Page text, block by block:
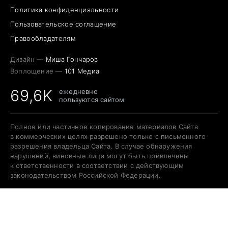
Политика конфиденциальности
Пользовательское соглашение
Правообладателям
Дизайн — Миша Гончаров
Воплощение — 101 Медиа
69,6K
ежедневно
пользуются сайтом
Полное или частичное копирование материалов Сайта
в коммерческих целях разрешено только с письменного
разрешения владельца Сайта. В случае обнаружения
нарушений, виновные лица могут быть привлечены
к ответственности в соответствии с действующим
законодательством Российской Федерации.